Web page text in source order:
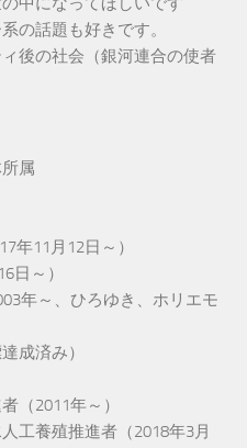
の話題も好きです。
後の社会（銀河連合の使者
属
年11月12日～）
日～）
年～、ひろゆき、ホリエモ
成済み）
（2011年～）
工養殖推進者（2018年3月